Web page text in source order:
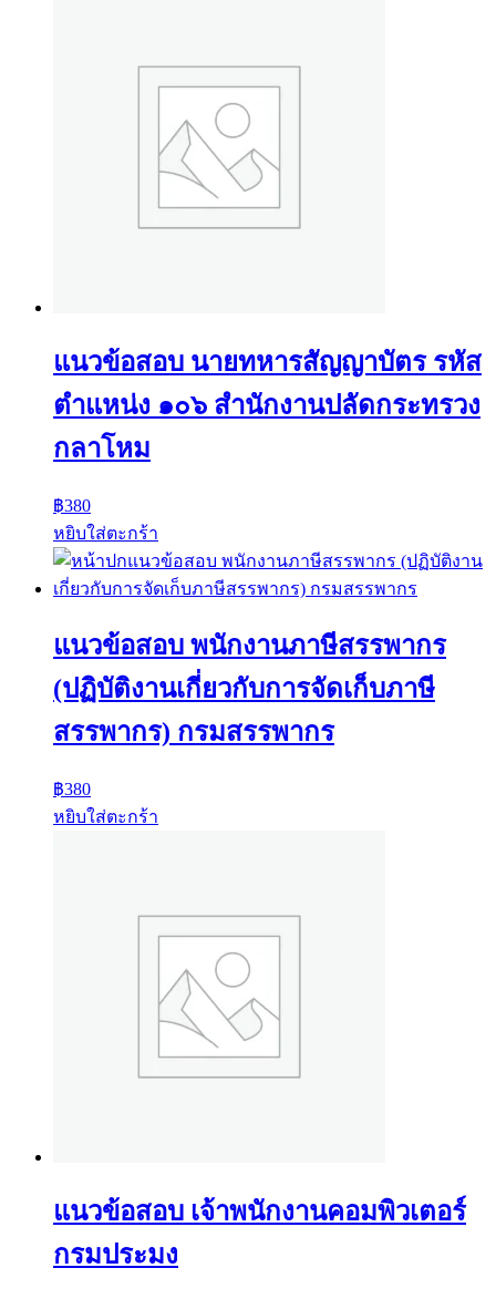
แนวข้อสอบ นายทหารสัญญาบัตร รหัส
ตำแหน่ง ๑๐๖ สำนักงานปลัดกระทรวง
กลาโหม
฿380
หยิบใส่ตะกร้า
แนวข้อสอบ พนักงานภาษีสรรพากร
(ปฏิบัติงานเกี่ยวกับการจัดเก็บภาษี
สรรพากร) กรมสรรพากร
฿380
หยิบใส่ตะกร้า
แนวข้อสอบ เจ้าพนักงานคอมพิวเตอร์
กรมประมง